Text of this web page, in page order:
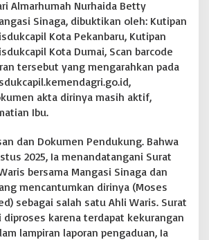
Almarhumah Nurhaida Betty
Sinaga, dibuktikan oleh: Kutipan
Kota Pekanbaru, Kutipan
Kota Dumai, Scan barcode
tersebut yang mengarahkan pada
akta dirinya masih aktif,
Ibu.
dan Dokumen Pendukung. Bahwa
2025, Ia menandatangani Surat
bersama Mangasi Sinaga dan
mencantumkan dirinya (Moses
sebagai salah satu Ahli Waris. Surat
karena terdapat kekurangan
lampiran laporan pengaduan, Ia